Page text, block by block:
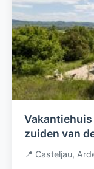
zuiden van
📍 Casteljau,